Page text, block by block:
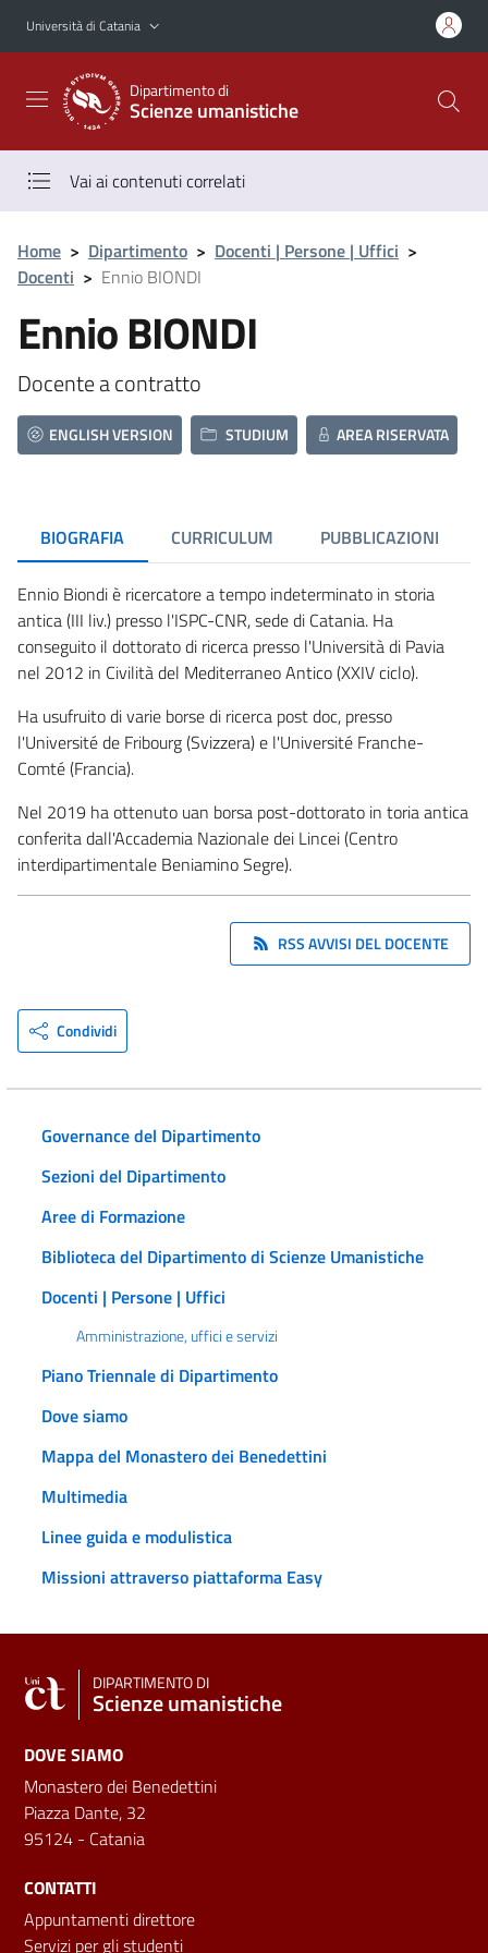
Vai al contenuto principale
Vai al menu di navigazione
Università di Catania
Dipartimento di
Scienze umanistiche
Vai ai contenuti correlati
Home > Dipartimento > Docenti | Persone | Uffici >
Docenti > Ennio BIONDI
Ennio BIONDI
Docente a contratto
ENGLISH VERSION STUDIUM AREA RISERVATA
BIOGRAFIA CURRICULUM PUBBLICAZIONI
Ennio Biondi è ricercatore a tempo indeterminato in storia
antica (III liv.) presso l'ISPC-CNR, sede di Catania. Ha
conseguito il dottorato di ricerca presso l'Università di Pavia
nel 2012 in Civilità del Mediterraneo Antico (XXIV ciclo).
Ha usufruito di varie borse di ricerca post doc, presso
l'Université de Fribourg (Svizzera) e l'Université Franche-
Comté (Francia).
Nel 2019 ha ottenuto uan borsa post-dottorato in toria antica
conferita dall'Accademia Nazionale dei Lincei (Centro
interdipartimentale Beniamino Segre).
RSS AVVISI DEL DOCENTE
Condividi
Governance del Dipartimento
Sezioni del Dipartimento
Aree di Formazione
Biblioteca del Dipartimento di Scienze Umanistiche
Docenti | Persone | Uffici
Amministrazione, uffici e servizi
Piano Triennale di Dipartimento
Dove siamo
Mappa del Monastero dei Benedettini
Multimedia
Linee guida e modulistica
Missioni attraverso piattaforma Easy
DIPARTIMENTO DI
Scienze umanistiche
DOVE SIAMO
Monastero dei Benedettini
Piazza Dante, 32
95124 - Catania
CONTATTI
Appuntamenti direttore
Servizi per gli studenti